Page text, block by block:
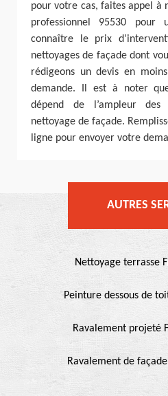
pour votre cas, faites appel à
professionnel 95530 pour
connaître le prix
nettoyages de façade dont
rédigeons un devis en
demande. Il est à noter
dépend de l’ampleur
nettoyage de façade.
ligne pour envoyer votre
AUTRES
Nettoyage terrasse
Peinture dessous de
Ravalement projeté
Ravalement de